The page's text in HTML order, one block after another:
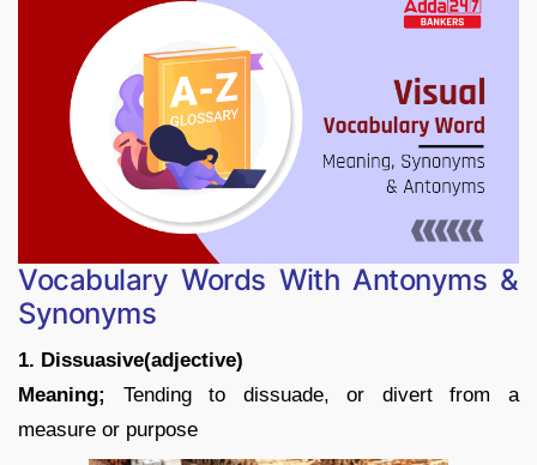
Vocabulary Words With Antonyms &
Synonyms
1. Dissuasive(adjective)
Meaning;
Tending to dissuade, or divert from a
measure or purpose